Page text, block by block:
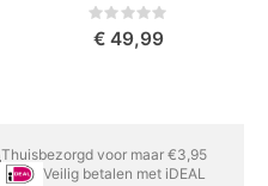
Rating:
0%
€ 49,99
Thuisbezorgd voor maar €3,95
Veilig betalen met iDEAL